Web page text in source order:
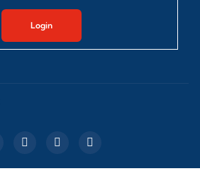
Login